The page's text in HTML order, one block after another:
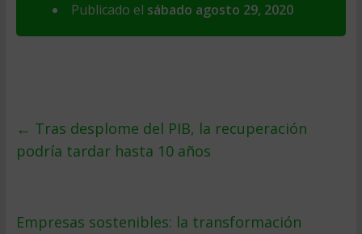
Publicado el sábado agosto 29, 2020
← Tras desplome del PIB, la recuperación
podría tardar hasta 10 años
Empresas sostenibles: la transformación